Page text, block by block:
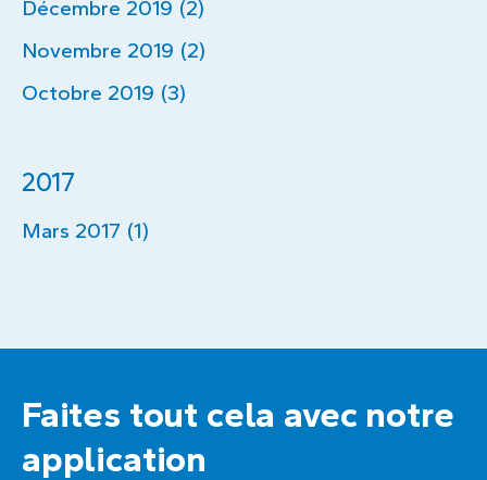
Décembre 2019 (2)
Novembre 2019 (2)
Octobre 2019 (3)
2017
Mars 2017 (1)
Faites tout cela avec notre
application